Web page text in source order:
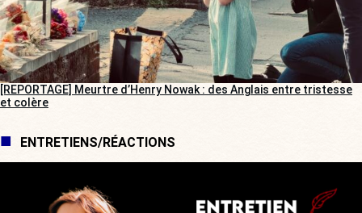
[REPORTAGE] Meurtre d’Henry Nowak : des Anglais entre tristesse
et colère
ENTRETIENS/RÉACTIONS